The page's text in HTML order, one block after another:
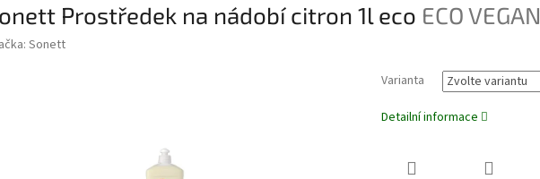
Prostředek na nádobí citron 1l eco ECO VEGAN
Sonett
Varianta
Detailní informace